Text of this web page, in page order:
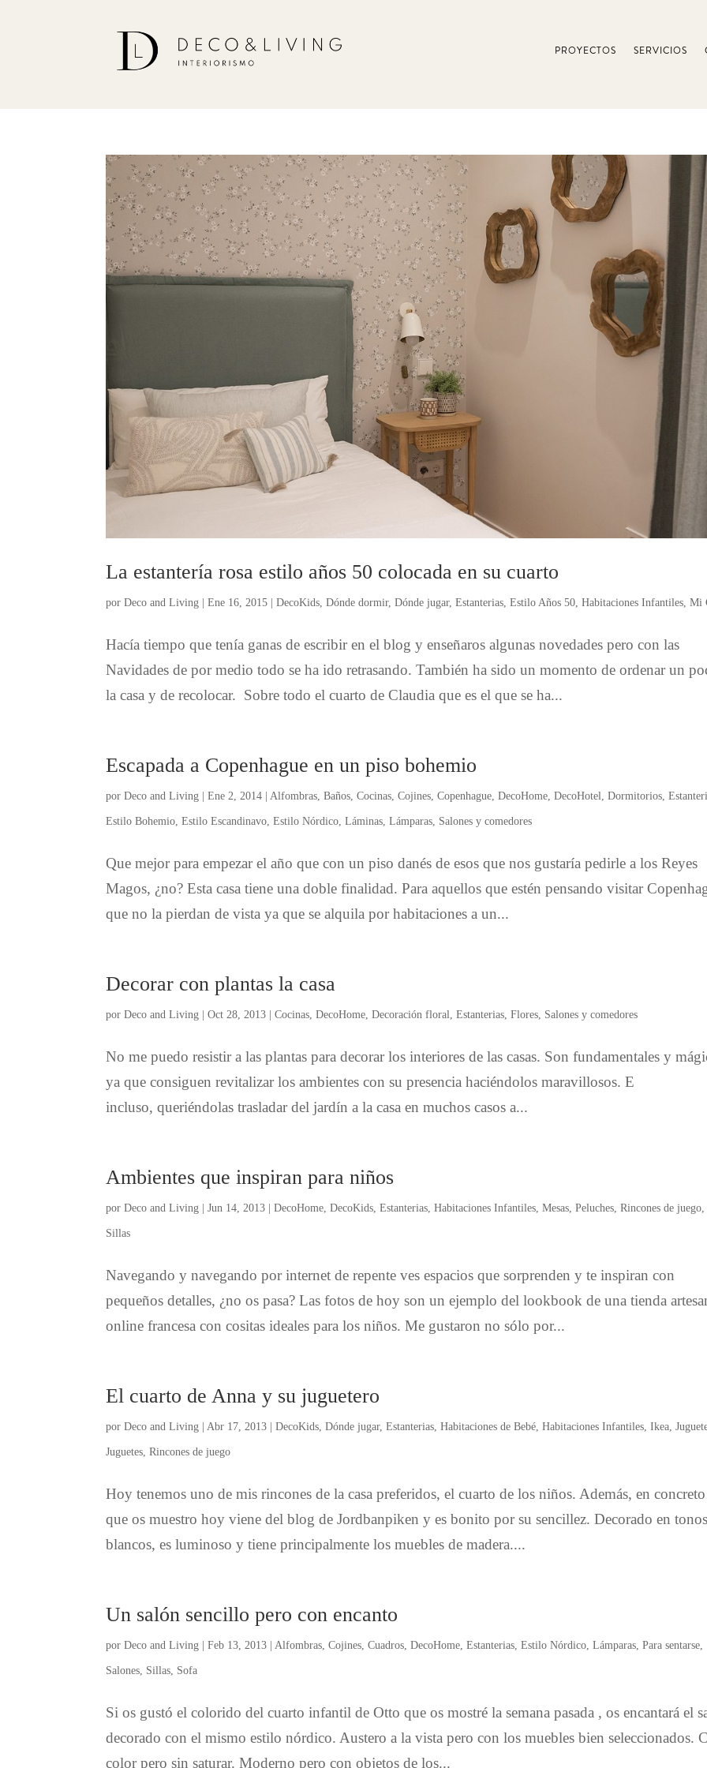
PROYECTOS SERVICIOS
La estantería rosa estilo años 50 colocada en su cuarto
porDeco and Living |Ene 16, 2015 |DecoKids ,Dónde dormir,Dónde jugar,Estanterias ,Estilo Años 50 ,Habitaciones Infantiles ,Mi
Hacía tiempo que tenía ganas de escribir en el blog y enseñaros algunas novedades pero con las
Navidades de por medio todo se ha ido retrasando. También ha sido un momento de ordenar un
la casa y de recolocar. Sobre todo el cuarto de Claudia que es el que se ha...
Escapada a Copenhague en un piso bohemio
porDeco and Living |Ene 2, 2014 Alfombras ,Baños ,Cocinas ,Cojines ,Copenhague ,DecoHome ,DecoHotel ,Dormitorios ,
Estilo Bohemio ,Estilo Escandinavo ,Estilo Nórdico ,Láminas ,Lámparas Salones y comedores
Que mejor para empezar el año que con un piso danés de esos que nos gustaría pedirle a los Reyes
Magos, ¿no? Esta casa tiene una doble finalidad. Para aquellos que estén pensando visitar
que no la pierdan de vista ya que se alquila por habitaciones a un...
Decorar con plantas la casa
porDeco and Living |Oct 28, 2013 |Cocinas ,DecoHome ,Decoración floral ,Estanterias ,Flores Salones y comedores
No me puedo resistir a las plantas para decorar los interiores de las casas. Son fundamentales y
ya que consiguen revitalizar los ambientes con su presencia haciéndolos maravillosos. E
incluso, queriéndolas trasladar del jardín a la casa en muchos casos a...
Ambientes que inspiran para niños
porDeco and Living |Jun 14, 2013 |DecoHome ,DecoKids ,Estanterias ,Habitaciones Infantiles ,Mesas ,Peluches ,Rincones de juego
Sillas
Navegando y navegando por internet de repente ves espacios que sorprenden y te inspiran con
pequeños detalles, ¿no os pasa? Las fotos de hoy son un ejemplo del lookbook de una tienda
online francesa con cositas ideales para los niños. Me gustaron no sólo por...
El cuarto de Anna y su juguetero
porDeco and Living Abr 17, 2013 |DecoKids ,Dónde jugar,Estanterias ,Habitaciones de Bebé ,Habitaciones Infantiles ,Ikea ,
Juguetes ,Rincones de juego
Hoy tenemos uno de mis rincones de la casa preferidos, el cuarto de los niños. Además, en
que os muestro hoy viene del blog de Jordbanpiken y es bonito por su sencillez. Decorado en
blancos, es luminoso y tiene principalmente los muebles de madera....
Un salón sencillo pero con encanto
porDeco and Living |Feb 13, 2013 Alfombras ,Cojines ,Cuadros ,DecoHome ,Estanterias ,Estilo Nórdico ,Lámparas ,Para sentarse
Salones Sillas Sofa
Si os gustó el colorido del cuarto infantil de Otto que os mostré la semana pasada , os encantará el
decorado con el mismo estilo nórdico. Austero a la vista pero con los muebles bien seleccionados.
color pero sin saturar. Moderno pero con objetos de los...